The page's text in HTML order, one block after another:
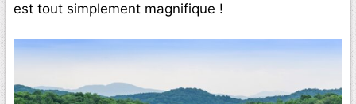
est tout simplement magnifique !